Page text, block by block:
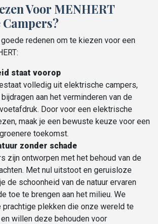
Voor MENHERT
redenen om te kiezen voor een
staat voorop
volledig uit elektrische campers,
aan het verminderen van de
Door voor een elektrische
maak je een bewuste keuze voor een
toekomst.
zonder schade
zijn ontworpen met het behoud van de
Met nul uitstoot en geruisloze
de schoonheid van de natuur ervaren
toe te brengen aan het milieu. We
prachtige plekken die onze wereld te
willen deze behouden voor